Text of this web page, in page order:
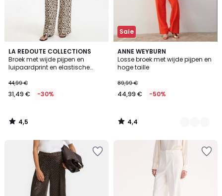
LA REDOUTE COLLECTIONS
Broek met wijde pijpen en
luipaardprint en elastische
44,99 €
31,49 € -30%
4,5
/ 5
4,5
/
Sale
ANNE WEYBURN
Losse broek met wijde pijpen en
hoge taille
89,99 €
44,99 € -50%
4,4
/ 5
2
Kleuren
4,4
/